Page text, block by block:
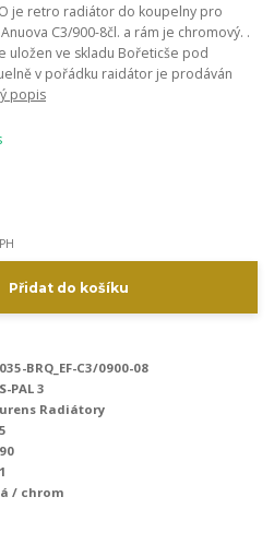
je retro radiátor do koupelny pro
C3/900-8čl. a rám je chromový. .
uložen ve skladu Bořeticše pod
v pořádku raidátor je prodáván
popis
Přidat do košíku
BRQ_EF-C3/0900-08
PAL 3
Radiátory
/ chrom